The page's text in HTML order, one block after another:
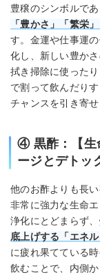
豊穣のシンボルで
「豊かさ」「繁栄
す。金運や仕事運
化し、新しい豊か
拭き掃除に使った
で割って飲んだり
チャンスを引き寄
④ 黒酢：【生
ージとデトッ
他のお酢よりも長
非常に強力な生命
浄化にとどまらず、
底上げする「エネ
に疲れ果てている
飲むことで、内側